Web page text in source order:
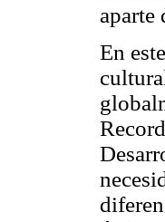
aparte
En